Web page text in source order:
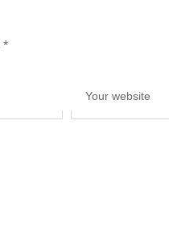
*
Your website